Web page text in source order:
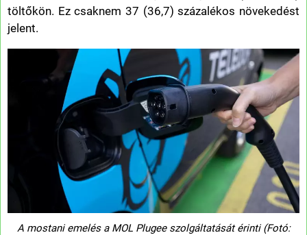
töltőkön. Ez csaknem 37 (36,7) százalékos növekedést
jelent.
A mostani emelés a MOL Plugee szolgáltatását érinti (Fotó: